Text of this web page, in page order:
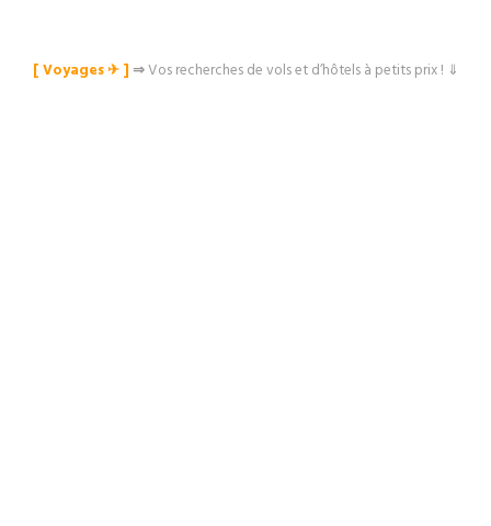
[ Voyages ✈︎ ]⇒Vos recherches de vols et d’hôtels à petits prix ! ⇓